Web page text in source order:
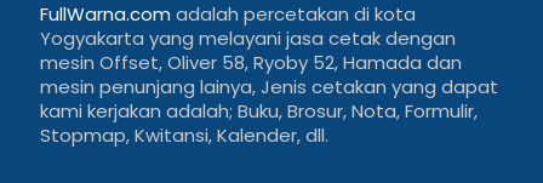
FullWarna.com adalah percetakan di kota
Yogyakarta yang melayani jasa cetak dengan
mesin Offset, Oliver 58, Ryoby 52, Hamada dan
mesin penunjang lainya, Jenis cetakan yang dapat
kami kerjakan adalah; Buku, Brosur, Nota, Formulir,
Stopmap, Kwitansi, Kalender, dll.